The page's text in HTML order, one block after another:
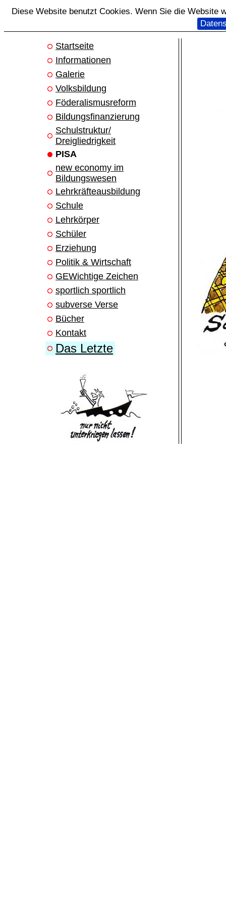
Diese Website benutzt Cookies. Wenn Sie die Website
Startseite
Informationen
Galerie
Volksbildung
Föderalismusreform
Bildungsfinanzierung
Schulstruktur/
Dreigliedrigkeit
PISA
new economy im
Bildungswesen
Lehrkräfteausbildung
Schule
Lehrkörper
Schüler
Erziehung
Politik & Wirtschaft
GEWichtige Zeichen
sportlich sportlich
subverse Verse
Bücher
Kontakt
Das Letzte